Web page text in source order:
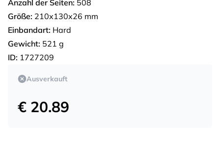
Anzahl der Seiten: 508
Größe: 210х130х26 mm
Einbandart: Hard
Gewicht: 521 g
ID: 1727209
Ausverkauft
€ 20.89